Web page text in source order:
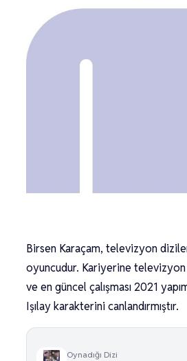
Birsen Karaçam, televizyon
oyuncudur. Kariyerine
ve en güncel çalışması 2021
Işılay karakterini canlandırmıştır.
Oynadığı Dizi